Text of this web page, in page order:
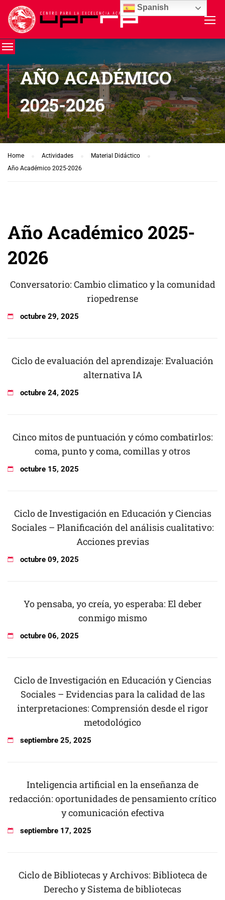
AÑO ACADÉMICO
2025-2026
Home Actividades
Material Didáctico
Año Académico 2025-2026
Año Académico 2025-
2026
Conversatorio: Cambio climatico y la comunidad
riopedrense
octubre 29, 2025
Ciclo de evaluación del aprendizaje: Evaluación
alternativa IA
octubre 24, 2025
Cinco mitos de puntuación y cómo combatirlos:
coma, punto y coma, comillas y otros
octubre 15, 2025
Ciclo de Investigación en Educación y Ciencias
Sociales – Planificación del análisis cualitativo:
Acciones previas
octubre 09, 2025
Yo pensaba, yo creía, yo esperaba: El deber
conmigo mismo
octubre 06, 2025
Ciclo de Investigación en Educación y Ciencias
Sociales – Evidencias para la calidad de las
interpretaciones: Comprensión desde el rigor
metodológico
septiembre 25, 2025
Inteligencia artificial en la enseñanza de
redacción: oportunidades de pensamiento crítico
y comunicación efectiva
septiembre 17, 2025
Ciclo de Bibliotecas y Archivos: Biblioteca de
Derecho y Sistema de bibliotecas
Spanish